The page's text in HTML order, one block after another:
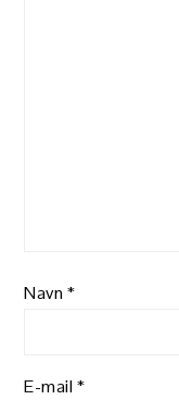
Navn *
E-mail*